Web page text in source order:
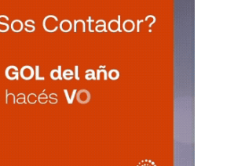
5-6-7-8-9-…